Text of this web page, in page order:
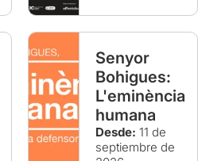
Senyor
Bohigues:
L'eminència
humana
Desde: 11 de
septiembre de